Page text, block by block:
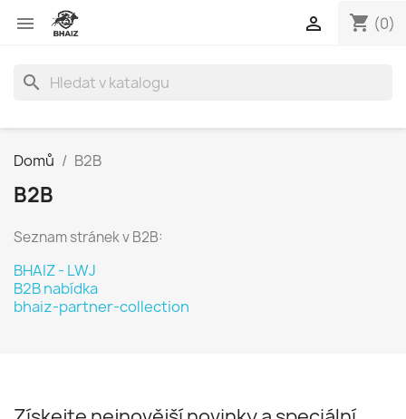
 shopping_cart (0)

search
Domů B2B
B2B
Seznam stránek v B2B:
BHAIZ - LWJ
B2B nabídka
bhaiz-partner-collection